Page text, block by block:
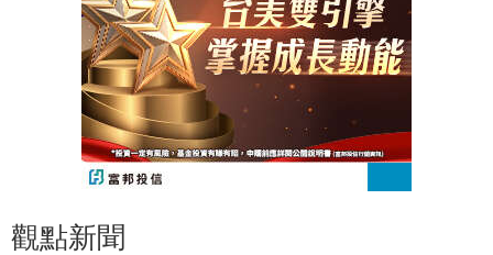
觀點新聞